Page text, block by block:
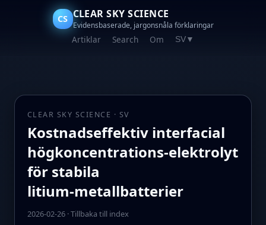
CS CLEAR SKY SCIENCE
Evidensbaserade, jargonsnåla förklaringar
Artiklar Search Om SV ▼
CLEAR SKY SCIENCE · SV
Kostnadseffektiv interfacial
högkoncentrations‑elektrolyt
för stabila
litium‑metallbatterier
2026-02-26·Tillbaka till index